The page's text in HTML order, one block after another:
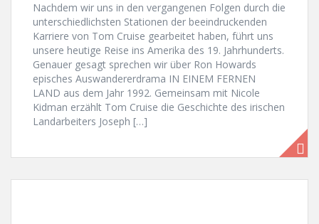
Nachdem wir uns in den vergangenen Folgen durch die
unterschiedlichsten Stationen der beeindruckenden
Karriere von Tom Cruise gearbeitet haben, führt uns
unsere heutige Reise ins Amerika des 19. Jahrhunderts.
Genauer gesagt sprechen wir über Ron Howards
episches Auswandererdrama IN EINEM FERNEN
LAND aus dem Jahr 1992. Gemeinsam mit Nicole
Kidman erzählt Tom Cruise die Geschichte des irischen
Landarbeiters Joseph […]